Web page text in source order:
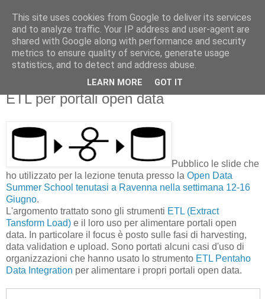
opendatabassaromagna
Dati open, molto local
lunedì 19 giugno 2017
ETL per portali open data
Pubblico le slide che
ho utilizzato per la lezione tenuta presso la Open Data
Summer School tenutasi a Ravenna nella settimana 12-16
Giugno.
L'argomento trattato sono gli strumenti ETL (Extract
Tansform Load) e il loro uso per alimentare portali open
data. In particolare il focus è posto sulle fasi di harvesting,
data validation e upload. Sono portati alcuni casi d'uso di
organizzazioni che hanno usato lo strumento ETL Pentaho
Data Integration per alimentare i propri portali open data.
This site uses cookies from Google to deliver its services
and to analyze traffic. Your IP address and user-agent are
shared with Google along with performance and security
metrics to ensure quality of service, generate usage
statistics, and to detect and address abuse.
LEARN MORE GOT IT